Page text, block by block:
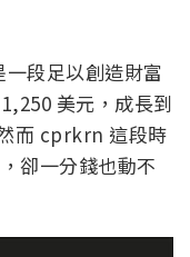
段足以創造財富
美元，成長到
而 cprkrn 這段時
卻一分錢也動不